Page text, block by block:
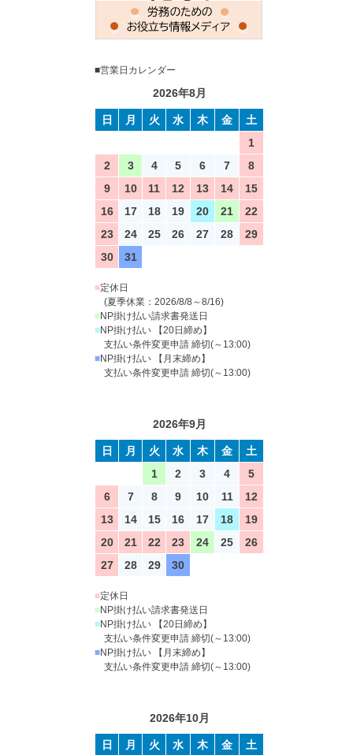
■営業日カレンダー
2026年8月
日 月 火 水 木 金
土
1
2
3 4 5 6 7
8
9
10 11 12 13 14
15
16
17 18 19 20 21
22
23
24 25 26 27 28
29
30
31
■定休日
(夏季休業：2026/8/8～8/16)
■NP掛け払い請求書発送日
■NP掛け払い 【20日締め】
支払い条件変更申請 締切(～13:00)
■NP掛け払い 【月末締め】
支払い条件変更申請 締切(～13:00)
2026年9月
日 月 火 水 木 金
土
1
2 3 4
5
6
7 8 9 10 11
12
13
14 15 16 17 18
19
20
21 22 23 24 25
26
27
28 29 30
■定休日
■NP掛け払い請求書発送日
■NP掛け払い 【20日締め】
支払い条件変更申請 締切(～13:00)
■NP掛け払い 【月末締め】
支払い条件変更申請 締切(～13:00)
2026年10月
日 月 火 水 木 金
土